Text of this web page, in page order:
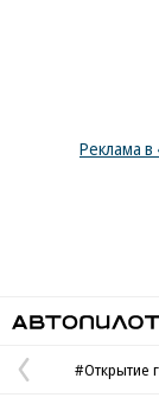
Реклама
#Открытие